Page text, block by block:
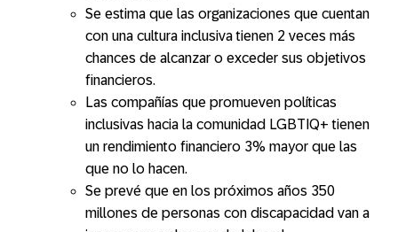
Se estima que las organizaciones que cuentan
con una cultura inclusiva tienen 2 veces más
chances de alcanzar o exceder sus objetivos
financieros.
Las compañías que promueven políticas
inclusivas hacia la comunidad LGBTIQ+ tienen
un rendimiento financiero 3% mayor que las
que no lo hacen.
Se prevé que en los próximos años 350
millones de personas con discapacidad van a